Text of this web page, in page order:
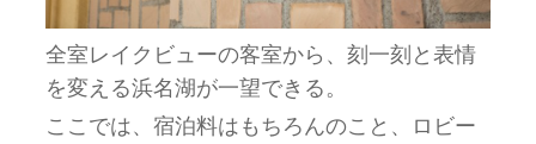
全室レイクビューの客室から、刻一刻と表情
を変える浜名湖が一望できる。
ここでは、宿泊料はもちろんのこと、ロビー